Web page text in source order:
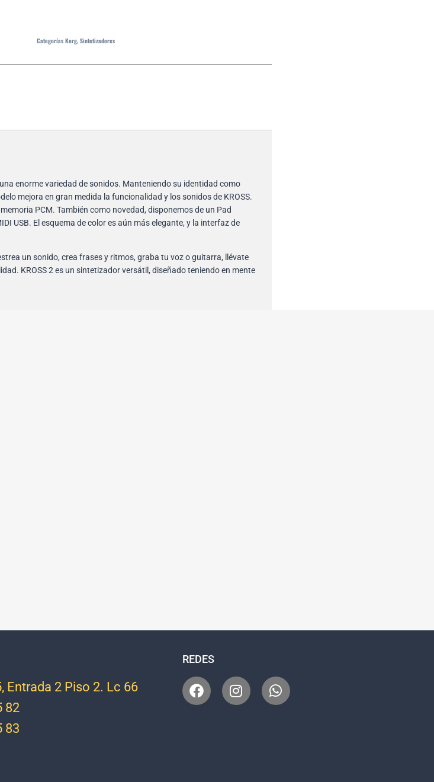
Categorías Korg,Sintetizadores
enorme variedad de sonidos. Manteniendo su identidad como
mejora en gran medida la funcionalidad y los sonidos de KROSS.
PCM. También como novedad, disponemos de un Pad
USB. El esquema de color es aún más elegante, y la interfaz de
un sonido, crea frases y ritmos, graba tu voz o guitarra, llévate
KROSS 2 es un sintetizador versátil, diseñado teniendo en mente
Entrada 2 Piso 2. Lc 66
82
83
REDES